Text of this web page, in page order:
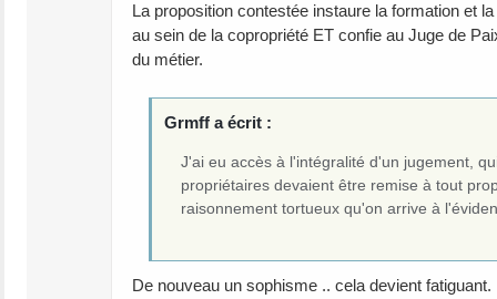
La proposition contestée instaure la formation et
au sein de la copropriété ET confie au Juge de
du métier.
Grmff a écrit :
J'ai eu accès à l'intégralité d'un jugement,
propriétaires devaient être remise à tout
raisonnement tortueux qu'on arrive à
De nouveau un sophisme .. cela devient fatiguant.